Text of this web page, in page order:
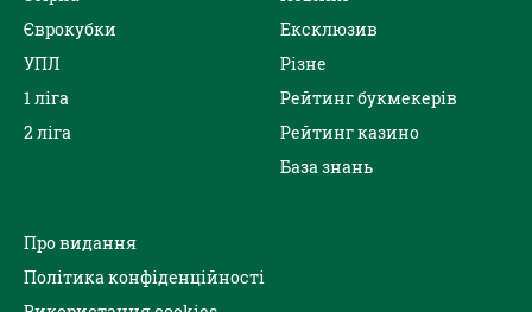
Єврокубки
УПЛ
1 ліга
2 ліга
Ексклюзив
Різне
Рейтинг букмекерів
Рейтинг казино
База знань
Про видання
Політика конфіденційності